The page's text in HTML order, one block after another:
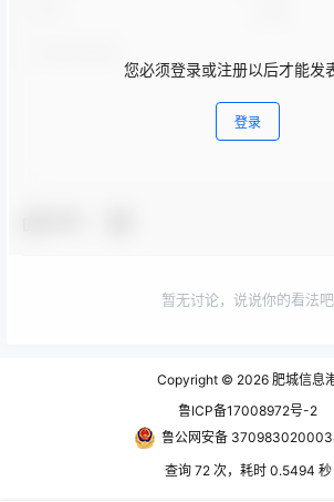
您必须登录或注册以后才能发
登录
暂无讨论，说说你的看法吧
Copyright © 2026 肥城信息
鲁ICP备17008972号-2
鲁公网安备
查询 72 次，耗时 0.5494 秒